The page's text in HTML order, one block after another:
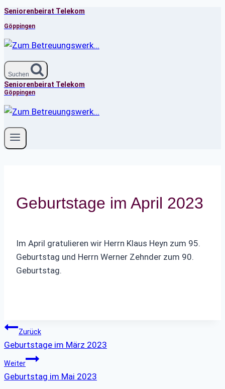
Zum
Inhalt
springen
Seniorenbeirat Telekom
Göppingen
Suchen
Seniorenbeirat Telekom
Göppingen
Geburtstage im April 2023
Im April gratulieren wir Herrn Klaus Heyn zum 95.
Geburtstag und Herrn Werner Zehnder zum 90.
Geburtstag.
Beitragsnavigation
Zurück
Geburtstage im März 2023
Weiter
Geburtstag im Mai 2023